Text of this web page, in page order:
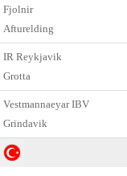
Fjolnir
Afturelding
IR Reykjavik
Grotta
Vestmannaeyar IBV
Grindavik